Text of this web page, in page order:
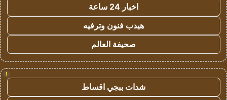
اخبار 24 ساعة
هيدب فنون وترفيه
صحيفة العالم
!
شدات ببجي اقساط